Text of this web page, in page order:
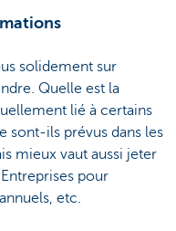
solidement sur
Quelle est la
lié à certains
sont-ils prévus dans les
mieux vaut aussi jeter
pour
etc.